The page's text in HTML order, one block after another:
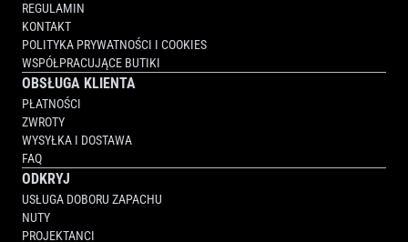
REGULAMIN
KONTAKT
POLITYKA PRYWATNOŚCI I COOKIES
WSPÓŁPRACUJĄCE BUTIKI
OBSŁUGA KLIENTA
PŁATNOŚCI
ZWROTY
WYSYŁKA I DOSTAWA
FAQ
ODKRYJ
USŁUGA DOBORU ZAPACHU
NUTY
PROJEKTANCI